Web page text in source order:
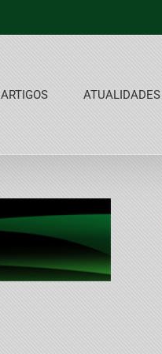
ARTIGOS ATUALIDADES